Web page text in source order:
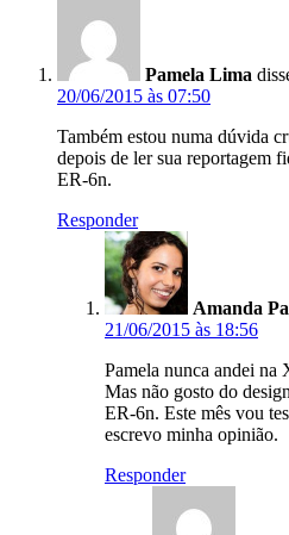
Pamela Lima
20/06/2015 às 07:50
Também estou numa dúvida
depois de ler sua reportagem
ER-6n.
Responder
Amanda
21/06/2015 às 18:56
Pamela nunca andei na
Mas não gosto do
ER-6n. Este mês vou
escrevo minha opinião.
Responder